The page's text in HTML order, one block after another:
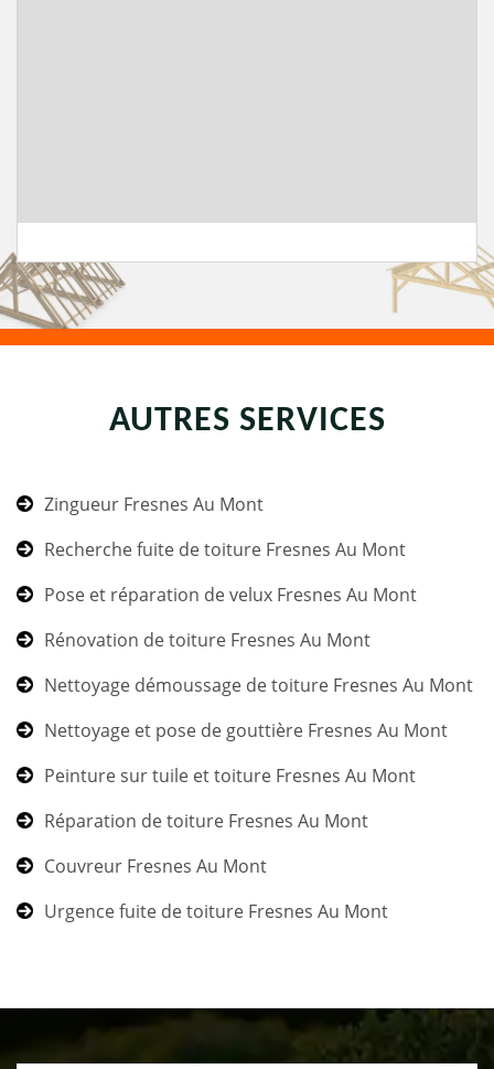
AUTRES SERVICES
Zingueur Fresnes Au Mont
Recherche fuite de toiture Fresnes Au Mont
Pose et réparation de velux Fresnes Au Mont
Rénovation de toiture Fresnes Au Mont
Nettoyage démoussage de toiture Fresnes Au Mont
Nettoyage et pose de gouttière Fresnes Au Mont
Peinture sur tuile et toiture Fresnes Au Mont
Réparation de toiture Fresnes Au Mont
Couvreur Fresnes Au Mont
Urgence fuite de toiture Fresnes Au Mont